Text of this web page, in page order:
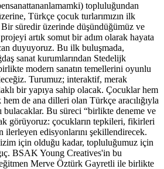
topluluğundan
Türkçe çocuk turlarımızın ilk
süredir üzerinde düşündüğümüz ve
artık somut bir adım olarak hayata
duyuyoruz. Bu ilk buluşmada,
sanat kurumlarından Stedelijk
modern sanatın temellerini oyunlu
Turumuz; interaktif, merak
bir yapıya sahip olacak. Çocuklar hem
de ana dilleri olan Türkçe aracılığıyla
bulacaklar. Bu süreci “birlikte deneme ve
görüyoruz: çocukların tepkileri, fikirleri
ilerleyen edisyonlarını şekillendirecek.
için olduğu kadar, topluluğumuz için
BSAK Young Creatives'in bu
Merve Öztürk Gayretli ile birlikte